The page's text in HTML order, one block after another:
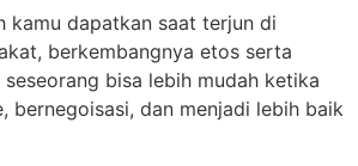
kamu dapatkan saat terjun di
berkembangnya etos serta
bisa lebih mudah ketika
bernegoisasi, dan menjadi lebih baik